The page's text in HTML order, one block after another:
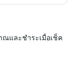
ณและชำระเมื่อเช็ค